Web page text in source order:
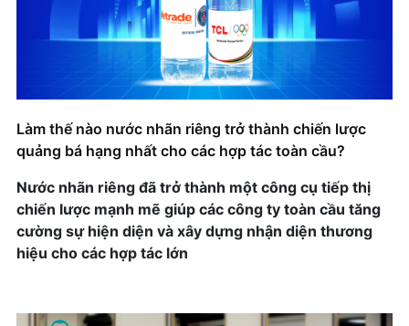
Làm thế nào nước nhãn riêng trở thành chiến lược
quảng bá hạng nhất cho các hợp tác toàn cầu?
Nước nhãn riêng đã trở thành một công cụ tiếp thị
chiến lược mạnh mẽ giúp các công ty toàn cầu tăng
cường sự hiện diện và xây dựng nhận diện thương
hiệu cho các hợp tác lớn